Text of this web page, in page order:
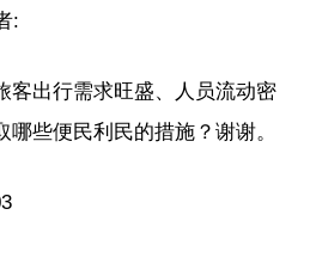
:
客出行需求旺盛、人员流动密
些便民利民的措施？谢谢。